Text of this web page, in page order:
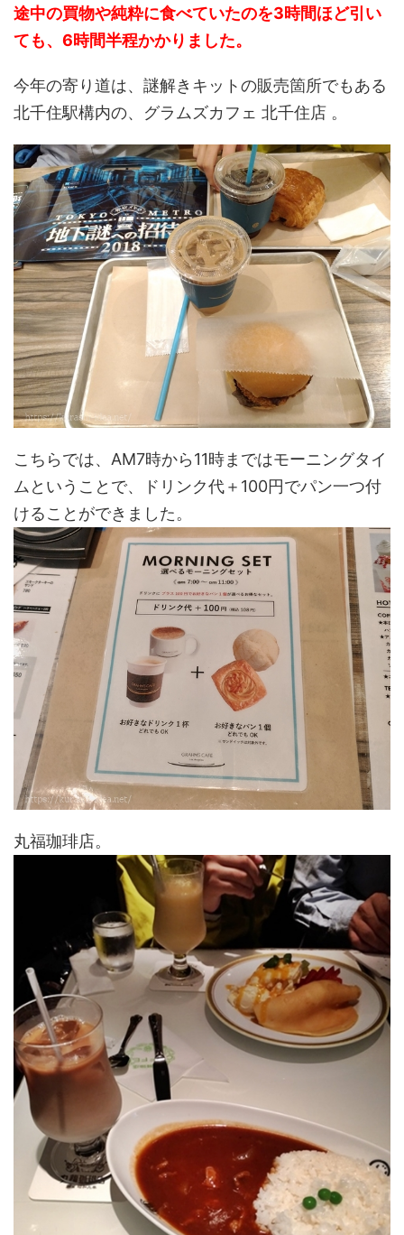
途中の買物や純粋に食べていたのを3時間ほど引い
ても、6時間半程かかりました。
今年の寄り道は、謎解きキットの販売箇所でもある
北千住駅構内の、グラムズカフェ 北千住店 。
こちらでは、AM7時から11時まではモーニングタイ
ムということで、ドリンク代＋100円でパン一つ付
けることができました。
丸福珈琲店。